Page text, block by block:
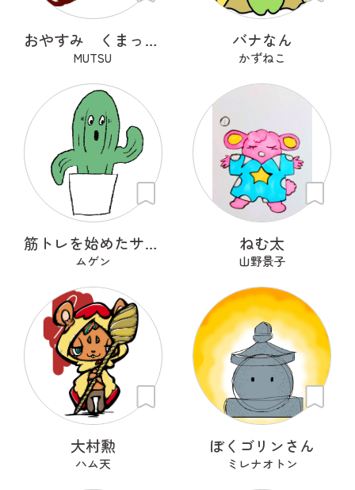
おやすみ くまっくら
MUTSU
バナなん
かずねこ
筋トレを始めたサボテン
ムゲン
ねむ太
山野景子
大村勲
ハム天
ぼくゴリンさん
ミレナオトン